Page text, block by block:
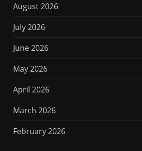
August 2026
July 2026
June 2026
May 2026
April 2026
March 2026
February 2026